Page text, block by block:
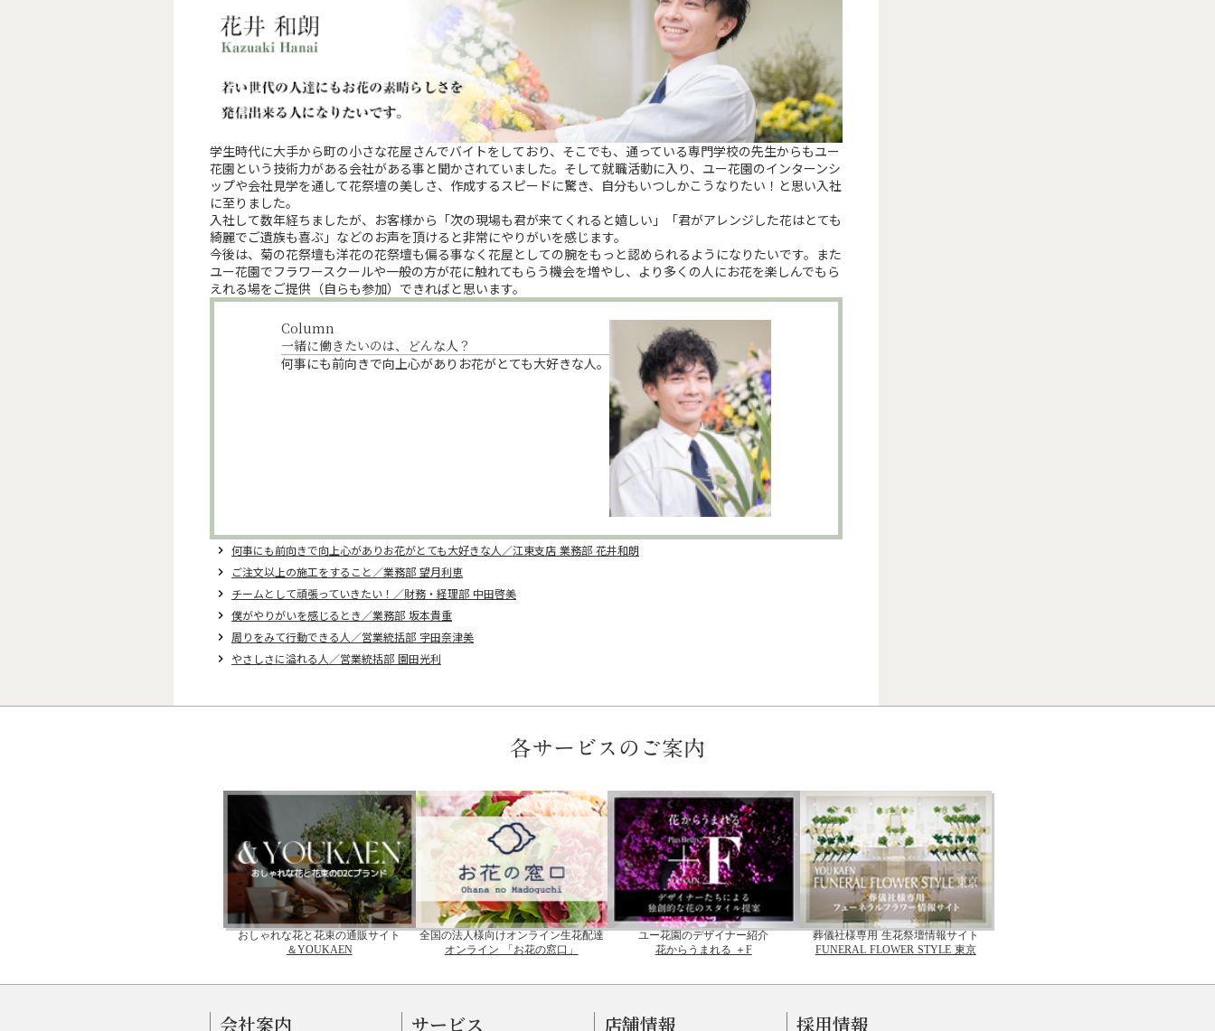
学生時代に大手から町の小さな花屋さんでバイトをしており、そこでも、通っている専門学校の先生からもユー
花園という技術力がある会社がある事と聞かされていました。そして就職活動に入り、ユー花園のインターンシ
ップや会社見学を通して花祭壇の美しさ、作成するスピードに驚き、自分もいつしかこうなりたい！と思い入社
に至りました。
入社して数年経ちましたが、お客様から「次の現場も君が来てくれると嬉しい」「君がアレンジした花はとても
綺麗でご遺族も喜ぶ」などのお声を頂けると非常にやりがいを感じます。
今後は、菊の花祭壇も洋花の花祭壇も偏る事なく花屋としての腕をもっと認められるようになりたいです。また
ユー花園でフラワースクールや一般の方が花に触れてもらう機会を増やし、より多くの人にお花を楽しんでもら
えれる場をご提供（自らも参加）できればと思います。
Column
一緒に働きたいのは、どんな人？
何事にも前向きで向上心がありお花がとても大好きな人。
keyboard_arrow_right 何事にも前向きで向上心がありお花がとても大好きな人／江東支店 業務部 花井和朗
keyboard_arrow_right ご注文以上の施工をすること／業務部 望月利恵
keyboard_arrow_right チームとして頑張っていきたい！／財務・経理部 中田啓美
keyboard_arrow_right 僕がやりがいを感じるとき／業務部 坂本貴重
keyboard_arrow_right 周りをみて行動できる人／営業統括部 宇田奈津美
keyboard_arrow_right やさしさに溢れる人／営業統括部 園田光利
各サービスのご案内
おしゃれな花と花束の通販サイト
＆YOUKAEN
全国の法人様向けオンライン生花配達
オンライン 「お花の窓口」
ユー花園のデザイナー紹介
花からうまれる ＋F
葬儀社様専用 生花祭壇情報サイト
FUNERAL FLOWER STYLE 東京
会社案内 サービス 店舗情報 採用情報